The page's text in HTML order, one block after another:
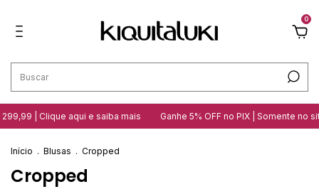
0
aqui e saiba mais Ganhe 5% OFF no PIX | Somente no site 10
Início . Blusas . Cropped
Cropped